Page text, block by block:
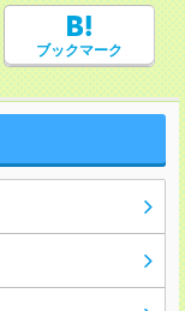
ブックマーク